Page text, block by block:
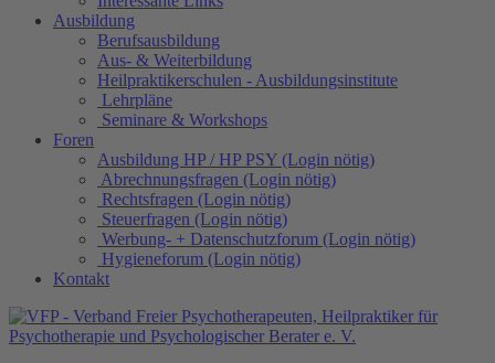
Ausbildung
Berufsausbildung
Aus- & Weiterbildung
Heilpraktikerschulen - Ausbildungsinstitute
Lehrpläne
Seminare & Workshops
Foren
Ausbildung HP / HP PSY (Login nötig)
Abrechnungsfragen (Login nötig)
Rechtsfragen (Login nötig)
Steuerfragen (Login nötig)
Werbung- + Datenschutzforum (Login nötig)
Hygieneforum (Login nötig)
Kontakt